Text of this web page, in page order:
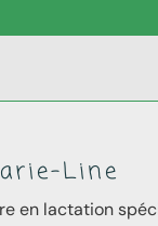
Line
en lactation